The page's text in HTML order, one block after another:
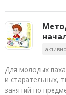
Для молодых
и старательных,
занятий по